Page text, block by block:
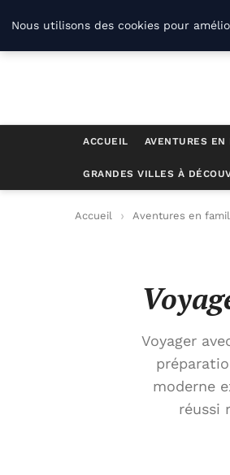
ACCUEIL AVENTURES EN
GRANDES VILLES À
Accueil Aventures en
Voyager
moderne
réussi
Nous utilisons des cookies pour